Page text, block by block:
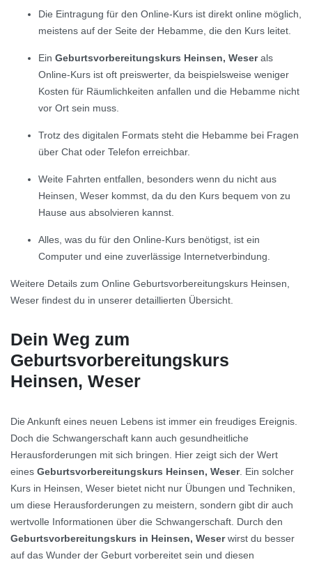
Die Eintragung für den Online-Kurs ist direkt online möglich,
meistens auf der Seite der Hebamme, die den Kurs leitet.
Ein Geburtsvorbereitungskurs Heinsen, Weserals
Online-Kurs ist oft preiswerter, da beispielsweise weniger
Kosten für Räumlichkeiten anfallen und die Hebamme nicht
vor Ort sein muss.
Trotz des digitalen Formats steht die Hebamme bei Fragen
über Chat oder Telefon erreichbar.
Weite Fahrten entfallen, besonders wenn du nicht aus
Heinsen, Weser kommst, da du den Kurs bequem von zu
Hause aus absolvieren kannst.
Alles, was du für den Online-Kurs benötigst, ist ein
Computer und eine zuverlässige Internetverbindung.
Weitere Details zum Online Geburtsvorbereitungskurs Heinsen,
Weser findest du in unserer detaillierten Übersicht.
Dein Weg zum
Geburtsvorbereitungskurs
Heinsen, Weser
Die Ankunft eines neuen Lebens ist immer ein freudiges Ereignis.
Doch die Schwangerschaft kann auch gesundheitliche
Herausforderungen mit sich bringen. Hier zeigt sich der Wert
eines Geburtsvorbereitungskurs Heinsen, Weser. Ein solcher
Kurs in Heinsen, Weser bietet nicht nur Übungen und Techniken,
um diese Herausforderungen zu meistern, sondern gibt dir auch
wertvolle Informationen über die Schwangerschaft. Durch den
Geburtsvorbereitungskurs in Heinsen, Weserwirst du besser
auf das Wunder der Geburt vorbereitet sein und diesen